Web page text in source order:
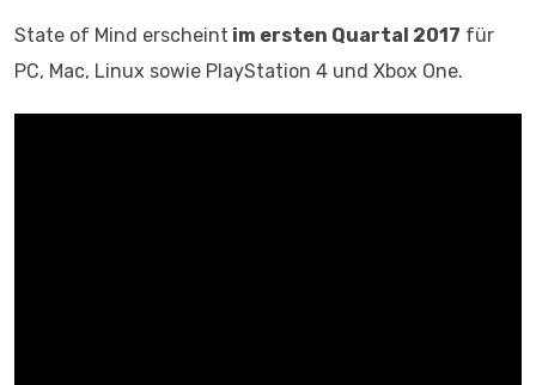
State of Mind erscheint im ersten Quartal 2017 für
PC, Mac, Linux sowie PlayStation 4 und Xbox One.